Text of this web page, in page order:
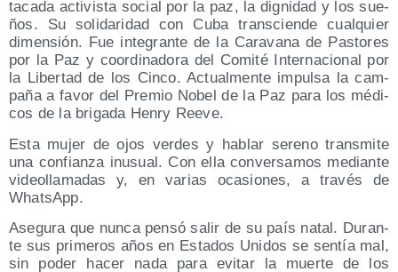
ta­ca­da acti­vis­ta social por la paz, la dig­ni­dad y los sue­
ños. Su soli­da­ri­dad con Cuba trans­cien­de cual­quier
dimen­sión. Fue inte­gran­te de la Cara­va­na de Pas­to­res
por la Paz y coor­di­na­do­ra del Comi­té Inter­na­cio­nal por
la Liber­tad de los Cin­co. Actual­men­te impul­sa la cam­
pa­ña a favor del Pre­mio Nobel de la Paz para los médi­
cos de la bri­ga­da Henry Reeve.
Esta mujer de ojos ver­des y hablar sereno trans­mi­te
una con­fian­za inusual. Con ella con­ver­sa­mos median­te
video­lla­ma­das y, en varias oca­sio­nes, a tra­vés de
WhatsApp.
Ase­gu­ra que nun­ca pen­só salir de su país natal. Duran­
te sus pri­me­ros años en Esta­dos Uni­dos se sen­tía mal,
sin poder hacer nada para evi­tar la muer­te de los